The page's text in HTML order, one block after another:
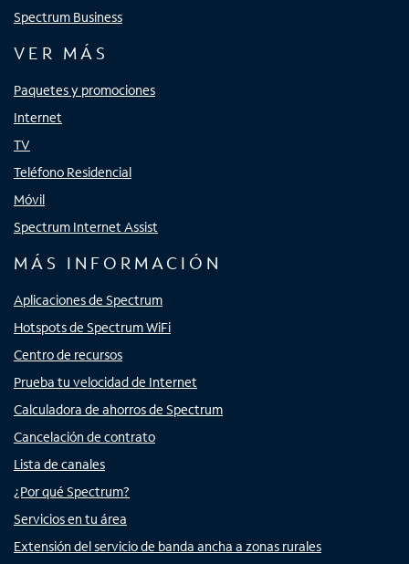
Spectrum Business
VER MÁS
Paquetes y promociones
Internet
TV
Teléfono Residencial
Móvil
Spectrum Internet Assist
MÁS INFORMACIÓN
Aplicaciones de Spectrum
Hotspots de Spectrum WiFi
Centro de recursos
Prueba tu velocidad de Internet
Calculadora de ahorros de Spectrum
Cancelación de contrato
Lista de canales
¿Por qué Spectrum?
Servicios en tu área
Extensión del servicio de banda ancha a zonas rurales